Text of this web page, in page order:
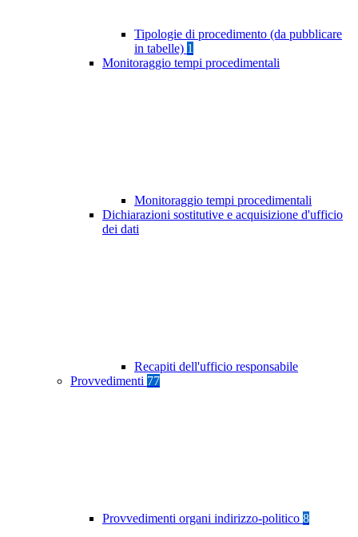
Tipologie di procedimento (da pubblicare
in tabelle) 1
Monitoraggio tempi procedimentali
Monitoraggio tempi procedimentali
Dichiarazioni sostitutive e acquisizione d'ufficio
dei dati
Recapiti dell'ufficio responsabile
Provvedimenti 77
Provvedimenti organi indirizzo-politico 8